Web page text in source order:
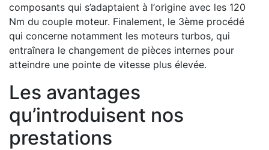
composants qui s’adaptaient à l’origine avec les 120
Nm du couple moteur. Finalement, le 3ème procédé
qui concerne notamment les moteurs turbos, qui
entraînera le changement de pièces internes pour
atteindre une pointe de vitesse plus élevée.
Les avantages
qu’introduisent nos
prestations